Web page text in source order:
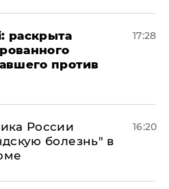
раскрыта
против
17:28
России
болезнь" в
16:20